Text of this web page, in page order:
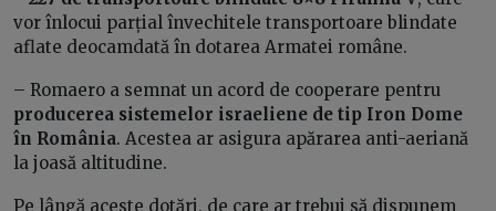
vor înlocui parțial învechitele transportoare blindate
aflate deocamdată în dotarea Armatei române.
– Romaero a semnat un acord de cooperare pentru
producerea sistemelor israeliene de tip Iron Dome
în România. Acestea ar asigura apărarea anti-aeriană
la joasă altitudine.
Pe lângă aceste dotări, de care ar trebui să dispunem